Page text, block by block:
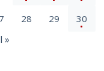
28 29 30
»